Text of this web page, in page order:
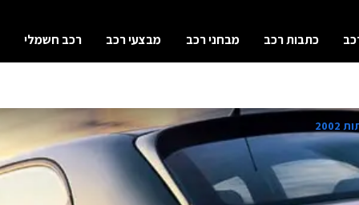
כתבות רכב מבחני רכב מבצעי רכב רכב חשמלי